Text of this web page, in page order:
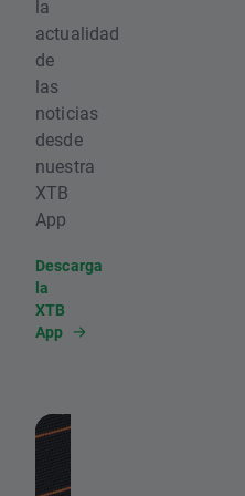
la
actualidad
de
las
noticias
desde
nuestra
XTB
App
Descarga
la
XTB
App